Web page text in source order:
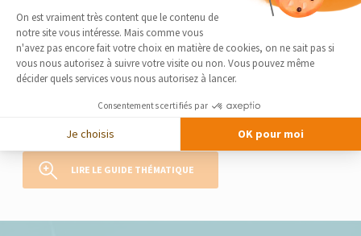
Le guide thématique
Rénovation énergétique
Qu’il s’agisse de refaire une maison ancienne, moderne, ou un
appartement, la rénovation énergétique est une option à la fois
pour vos travaux existent) et éco-responsable (vous participez à la
transition énergétique). La Maison des Travaux...
LIRE LE GUIDE THÉMATIQUE
Plateforme de Gestion du
On est vraiment très content que le contenu de
notre site vous intéresse. Mais comme vous
n'avez pas encore fait votre choix en matière de cookies, on ne sait pas si
vous nous autorisez à suivre votre visite ou non. Vous pouvez même
décider quels services vous nous autorisez à lancer.
Consentements certifiés par
Je choisis OK pour moi
Axeptio consent